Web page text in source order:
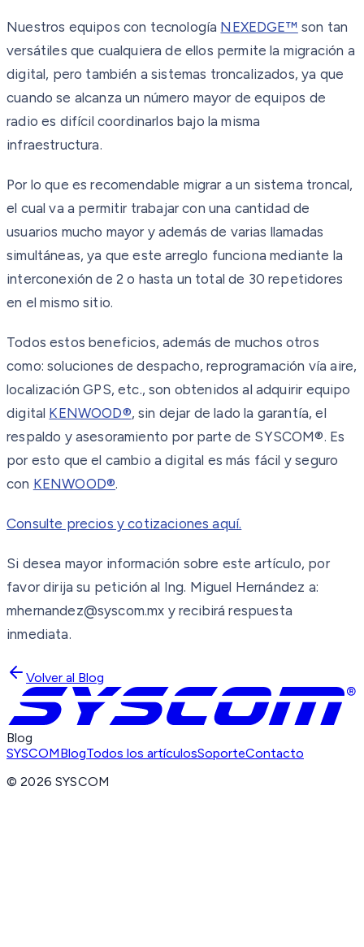
Nuestros equipos con tecnología NEXEDGE™ son tan
versátiles que cualquiera de ellos permite la migración a
digital, pero también a sistemas troncalizados, ya que
cuando se alcanza un número mayor de equipos de
radio es difícil coordinarlos bajo la misma
infraestructura.
Por lo que es recomendable migrar a un sistema troncal,
el cual va a permitir trabajar con una cantidad de
usuarios mucho mayor y además de varias llamadas
simultáneas, ya que este arreglo funciona mediante la
interconexión de 2 o hasta un total de 30 repetidores
en el mismo sitio.
Todos estos beneficios, además de muchos otros
como: soluciones de despacho, reprogramación vía aire,
localización GPS, etc., son obtenidos al adquirir equipo
digital KENWOOD®, sin dejar de lado la garantía, el
respaldo y asesoramiento por parte de SYSCOM®. Es
por esto que el cambio a digital es más fácil y seguro
con KENWOOD®.
Consulte precios y cotizaciones aquí.
Si desea mayor información sobre este artículo, por
favor dirija su petición al Ing. Miguel Hernández a:
mhernandez@syscom.mx y recibirá respuesta
inmediata.
Volver al Blog
Blog
SYSCOMBlogTodos los artículosSoporteContacto
©2026 SYSCOM